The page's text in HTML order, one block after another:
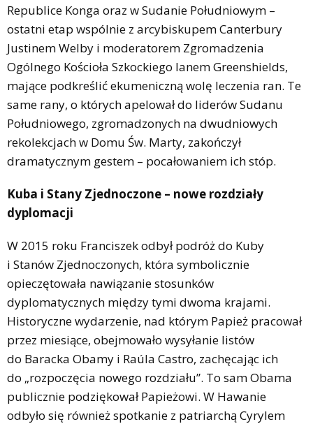
Republice Konga oraz w Sudanie Południowym –
ostatni etap wspólnie z arcybiskupem Canterbury
Justinem Welby i moderatorem Zgromadzenia
Ogólnego Kościoła Szkockiego Ianem Greenshields,
mające podkreślić ekumeniczną wolę leczenia ran. Te
same rany, o których apelował do liderów Sudanu
Południowego, zgromadzonych na dwudniowych
rekolekcjach w Domu Św. Marty, zakończył
dramatycznym gestem – pocałowaniem ich stóp.
Kuba i Stany Zjednoczone – nowe rozdziały
dyplomacji
W 2015 roku Franciszek odbył podróż do Kuby
i Stanów Zjednoczonych, która symbolicznie
opieczętowała nawiązanie stosunków
dyplomatycznych między tymi dwoma krajami.
Historyczne wydarzenie, nad którym Papież pracował
przez miesiące, obejmowało wysyłanie listów
do Baracka Obamy i Raúla Castro, zachęcając ich
do „rozpoczęcia nowego rozdziału”. To sam Obama
publicznie podziękował Papieżowi. W Hawanie
odbyło się również spotkanie z patriarchą Cyrylem